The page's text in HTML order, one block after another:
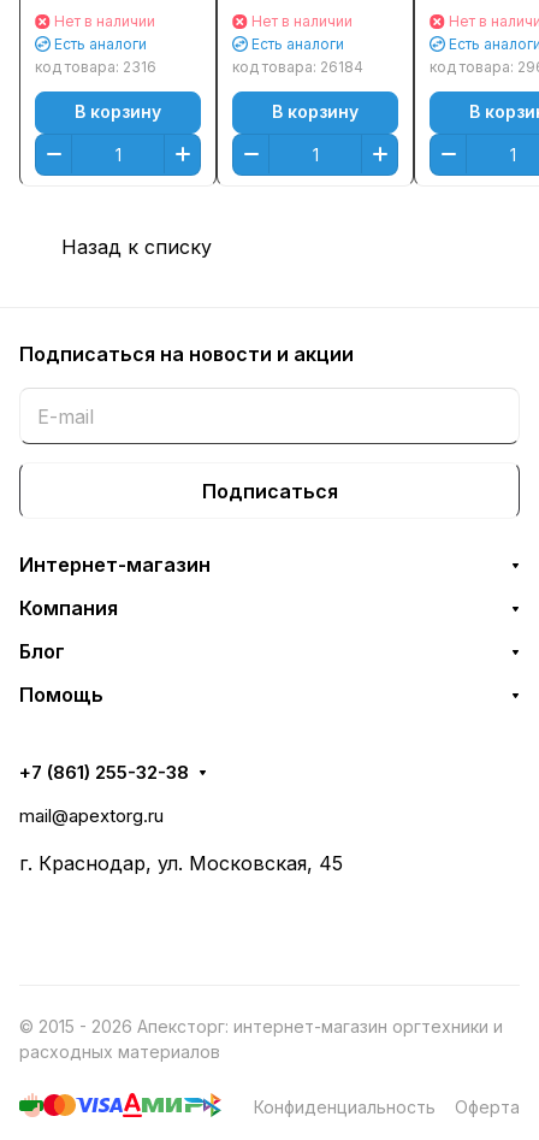
для HP LJ 1312/
1215/ 1515
Пурпурный
(Magenta)
Оригинальный
Нет в наличии
Есть аналоги
код товара: 2316
В корзину
LJ 1312/ 1215/ 1515
CMY (Голубой,
Пурпурный,
Желтый)
Оригинальный
Нет в наличии
Есть аналоги
код товара: 26184
В корзину
716/ 731H
LJ Pro 200
CP1215/
(1800стр.)
Пурпурный
(Magenta)
Нет в
Есть
код товара:
В
Назад к списку
Подписаться на новости и акции
Подписаться
Интернет-магазин
Компания
Блог
Помощь
+7 (861) 255-32-38
mail@apextorg.ru
г. Краснодар, ул. Московская, 45
© 2015 - 2026 Апексторг: интернет-магазин оргтехники и
расходных материалов
Конфиденциальность Оферта